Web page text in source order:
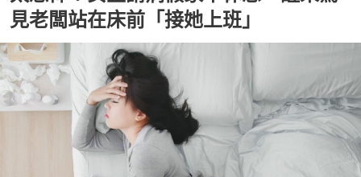
見老闆站在床前「接她上班」